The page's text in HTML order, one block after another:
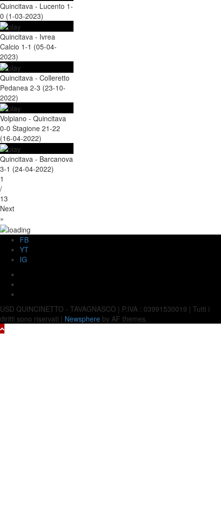
Quincitava - Lucento 1-
0 (1-03-2023)
Quincitava - Ivrea
Calcio 1-1 (05-04-
2023)
Quincitava - Colleretto
Pedanea 2-3 (23-10-
2022)
Volpiano - Quincitava
0-0 Stagione 21-22
(16-04-2022)
Quincitava - Barcanova
3-1 (24-04-2022)
1
/
13
Next
»
FB
YT
IG
USD QUINCINETTO - TAVAGNASCO | P.IVA : 03991530019 | Tutti i
diritti sono riservati | Newsphere by AF themes.